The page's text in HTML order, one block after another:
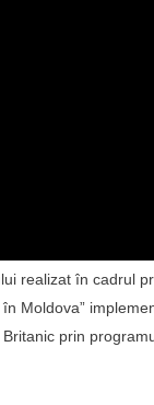
realizat în cadrul
Moldova”
prin